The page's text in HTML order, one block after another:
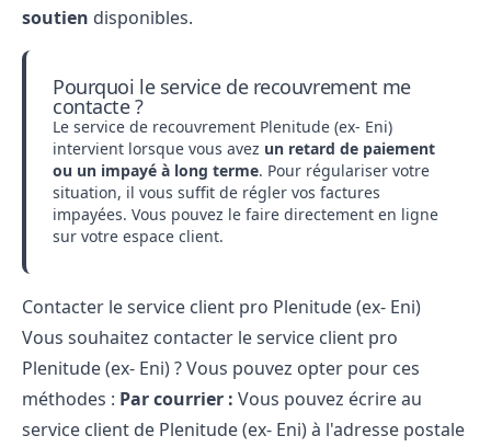
soutien disponibles.
Pourquoi le service de recouvrement me
contacte ?
Le service de recouvrement Plenitude (ex- Eni)
intervient lorsque vous avez un retard de paiement
ou un impayé à long terme. Pour régulariser votre
situation, il vous suffit de régler vos factures
impayées. Vous pouvez le faire directement en ligne
sur votre espace client.
Contacter le service client pro Plenitude (ex- Eni)
Vous souhaitez contacter le service client pro
Plenitude (ex- Eni) ? Vous pouvez opter pour ces
méthodes : Par courrier : Vous pouvez écrire au
service client de Plenitude (ex- Eni) à l'adresse postale